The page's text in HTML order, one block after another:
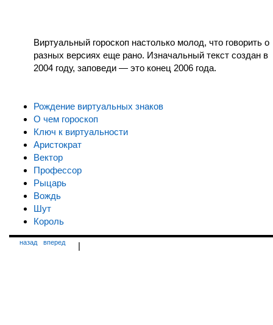
Виртуальный гороскоп настолько молод, что говорить о
разных версиях еще рано. Изначальный текст создан в
2004 году, заповеди — это конец 2006 года.
Рождение виртуальных знаков
О чем гороскоп
Ключ к виртуальности
Аристократ
Вектор
Профессор
Рыцарь
Вождь
Шут
Король
назад |
вперед